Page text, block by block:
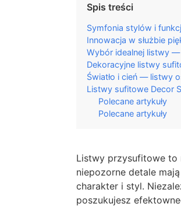
Spis treści
Symfonia stylów i
Innowacja w służbie
Wybór idealnej listwy
Dekoracyjne listwy
Światło i cień — listwy
Listwy sufitowe Decor
Polecane artykuły
Polecane artykuły
Listwy przysufitowe to
niepozorne detale
charakter i styl.
poszukujesz